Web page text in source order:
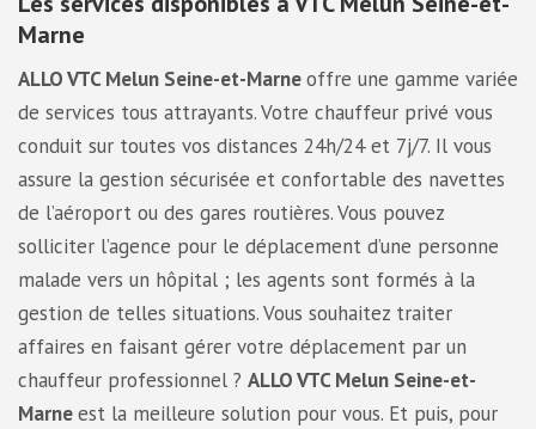
Marne
ALLO VTC Melun Seine-et-Marneoffre une gamme variée
de services tous attrayants. Votre chauffeur privé vous
conduit sur toutes vos distances 24h/24 et 7j/7. Il vous
assure la gestion sécurisée et confortable des navettes
de l’aéroport ou des gares routières. Vous pouvez
solliciter l’agence pour le déplacement d’une personne
malade vers un hôpital ; les agents sont formés à la
gestion de telles situations. Vous souhaitez traiter
affaires en faisant gérer votre déplacement par un
chauffeur professionnel ? ALLO VTC Melun Seine-et-
Marneest la meilleure solution pour vous. Et puis, pour